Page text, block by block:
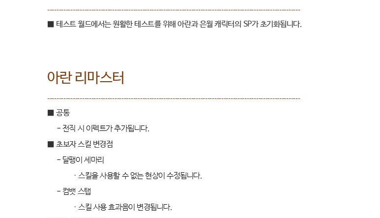
-------------------------------------------------------------------------------------------------------------
■ 테스트 월드에서는 원활한 테스트를 위해 아란과 은월 캐릭터의 SP가 초기화됩니다.
아란 리마스터
-------------------------------------------------------------------------------------------------------------
■공통
- 전직 시 이펙트가 추가됩니다.
■초보자 스킬 변경점
- 달팽이 세마리
·스킬을 사용할 수 없는 현상이 수정됩니다.
- 컴뱃 스탭
·스킬 사용 효과음이 변경됩니다.